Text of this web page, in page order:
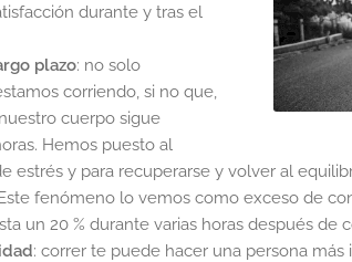
durante y tras el
plazo: no solo
corriendo, si no que,
cuerpo sigue
Hemos puesto al
estrés y para recuperarse y volver al
fenómeno lo vemos como exceso de
un 20 % durante varias horas después de
: correr te puede hacer una persona